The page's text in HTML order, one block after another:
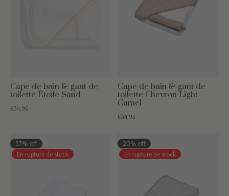
Cape de bain & gant de
toilette Étoile Sand
€34,95
Cape de bain & gant de
toilette Chevron Light
Camel
€34,95
57% off
En rupture de stock
20% off
En rupture de stock